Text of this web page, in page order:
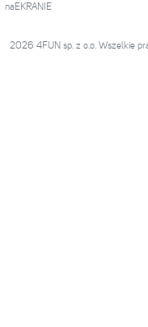
naEKRANIE
2026 4FUN sp. z o.o. Wszelkie